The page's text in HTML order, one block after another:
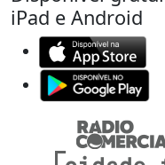
iPad e Android